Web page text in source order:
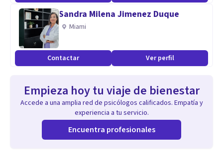
Sandra Milena Jimenez Duque
Miami
Contactar Ver perfil
Empieza hoy tu viaje de bienestar
Accede a una amplia red de psicólogos calificados. Empatía y
experiencia a tu servicio.
Encuentra profesionales